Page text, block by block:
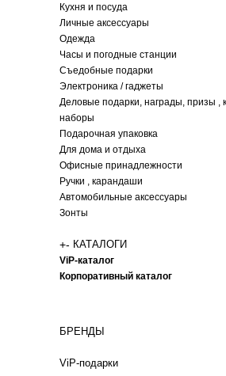
Кухня и посуда
Личные аксессуары
Одежда
Часы и погодные станции
Съедобные подарки
Электроника / гаджеты
Деловые подарки, награды, призы ,
наборы
Подарочная упаковка
Для дома и отдыха
Офисные принадлежности
Ручки , карандаши
Автомобильные аксессуары
Зонты
+- КАТАЛОГИ
ViP-каталог
Корпоративный каталог
БРЕНДЫ
ViP-подарки